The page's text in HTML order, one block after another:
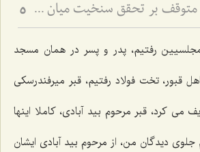
معرفت پروردگار متوقف بر تحقق سنخیت میان عبد و رب 5
رفتیم، پدر و پسر در همان مسجد
قبور، تخت فولاد رفتیم، قبر میرفندرسکی
می کرد، قبر مرحوم بید آبادی، کاملا اینها
دیدگان من، از مرحوم بید آبادی ایشان